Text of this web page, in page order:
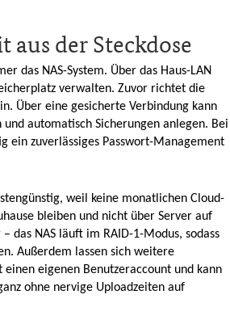
der Steckdose
das NAS-System. Über das Haus-LAN
verwalten. Zuvor richtet die
Über eine gesicherte Verbindung kann
automatisch Sicherungen anlegen. Bei
ein zuverlässiges Passwort-Management
weil keine monatlichen Cloud-
bleiben und nicht über Server auf
das NAS läuft im RAID-1-Modus, sodass
Außerdem lassen sich weitere
einen eigenen Benutzeraccount und kann
ohne nervige Uploadzeiten auf